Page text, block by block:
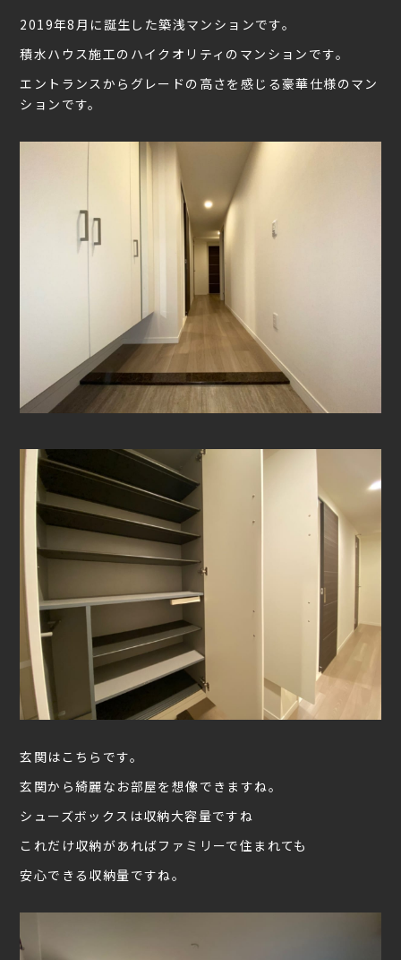
2019年8月に誕生した築浅マンションです。
積水ハウス施工のハイクオリティのマンションです。
エントランスからグレードの高さを感じる豪華仕様のマン
ションです。
玄関はこちらです。
玄関から綺麗なお部屋を想像できますね。
シューズボックスは収納大容量ですね
これだけ収納があればファミリーで住まれても
安心できる収納量ですね。